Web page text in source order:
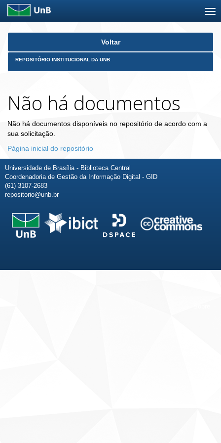
Skip
Voltar
REPOSITÓRIO INSTITUCIONAL DA UNB
Não há documentos
Não há documentos disponíveis no repositório de acordo com a
sua solicitação.
Página inicial do repositório
Universidade de Brasília - Biblioteca Central
Coordenadoria de Gestão da Informação Digital - GID
(61) 3107-2683
repositorio@unb.br